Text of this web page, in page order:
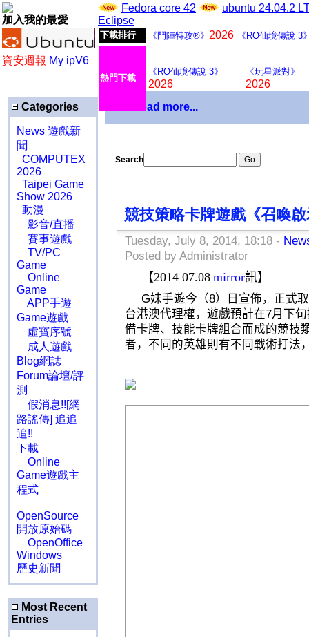
加入我的最愛
資安週報 My ipV6
Fedora core 42
ubuntu 24.04.2
Eclipse
下載排行 《鬥陣特攻®》 2026 《RO仙境傳說 3
熱門下載
《RO仙境傳說 3》
2026
《玩星派對》
2026
Categories
News 遊戲新
聞
COMPUTEX
2026
Taipei Game
Show 2026
動漫
影音/直播
賽事遊戲
TV/PC
Game
Online
Game
APP手遊
Game遊戲
虛寶序號
成人遊戲
Blog網誌
Forum論壇/評
測
假消息!![網
路謠傳] 追追
追!!
下載
Online
Game遊戲主
程式
OpenSource
開放原始碼
OpenOffice
Windows
歷史新聞
Most Recent
Entries
Download more...
Search
競技策略卡牌遊戲《召喚
Tuesday, July 8, 2014, 18:18 -
Posted by Administrator
【2014 07.08 mirror訊】
G妹手遊今（8）日宣佈，正式
台港澳代理權，遊戲預計在7月下
備卡牌、技能卡牌組合而成的競技
者，不同的英雄則 有不同戰術打法